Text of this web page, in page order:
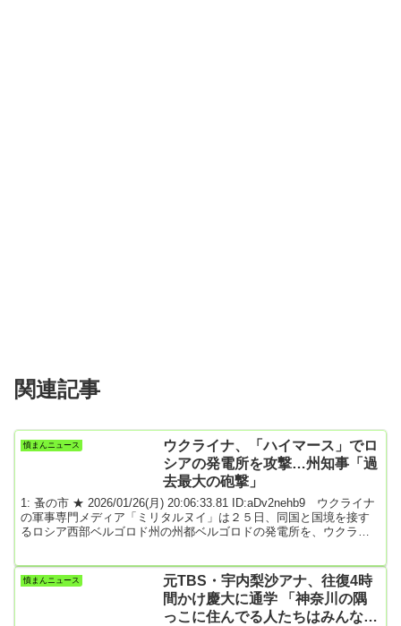
関連記事
憤まんニュース
ウクライナ、「ハイマース」でロ
シアの発電所を攻撃…州知事「過
去最大の砲撃」
1: 蚤の市 ★ 2026/01/26(月) 20:06:33.81 ID:aDv2nehb9 ウクライナ
の軍事専門メディア「ミリタルヌイ」は２５日、同国と国境を接す
るロシア西部ベルゴロド州の州都ベルゴロドの発電所を、ウクライ
したという。同州知事は２４日、ベルゴロドに「過去最大規模の砲
撃」があり、エネルギー施設が損傷したなどと発表。人的被害はな
かったものの、ハイマースが使用され...
憤まんニュース
元TBS・宇内梨沙アナ、往復4時
間かけ慶大に通学 「神奈川の隅
っこに住んでる人たちはみんな、